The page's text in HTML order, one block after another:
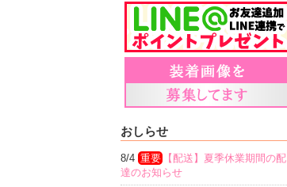
おしらせ
8/4 重要
【配送】夏季休業期間の配
達のお知らせ